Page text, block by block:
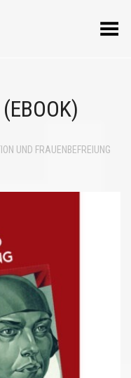
Menü umschalten
UND FRAUENBEFREIUNG